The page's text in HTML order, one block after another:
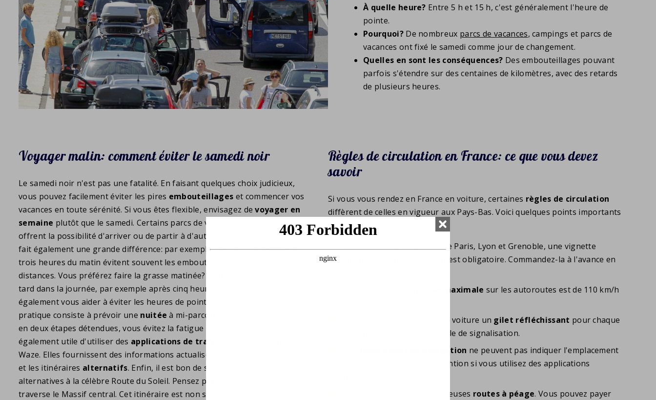
À quelle heure? Entre 5 h et 15 h, c'est généralement l'heure de
pointe.
Pourquoi?De nombreux parcs de vacances, campings et parcs de
vacances ont fixé le samedi comme jour de changement.
Quelles en sont les conséquences? Des embouteillages pouvant
parfois s'étendre sur des centaines de kilomètres, avec des retards
de plusieurs heures.
Voyager malin: comment éviter le samedi noir
Le samedi noir n'est pas une fatalité. En faisant quelques choix judicieux,
vous pouvez facilement éviter les pires embouteillages et commencer vos
vacances en toute sérénité. Si vous êtes flexible, envisagez devoyager en
semaine plutôt que le samedi. Certains parcs de vacances FranceComfort
offrent la possibilité d'arriver ou de partir à d'autres jours. L'heure de départ
fait également une grande différence: par exemple, ceux qui partent vers
trois heures du matin évitent souvent les embouteillages sur de longues
distances. Vous préférez faire la grasse matinée? Dans ce cas, partir plus
tard dans la journée, par exemple après cinq heures de l'après-midi, peut
également vous aider à éviter les heures de pointe. Une autre option
pratique consiste à prévoir une nuitée à mi-parcours. En divisant le voyage
en deux étapes détendues, vous évitez la fatigue et la frustration. Il est
également utile d'utiliser des applications de trafic
Waze. Elles fournissent des informations actualisées sur les embouteillages
et les itinéraires alternatifs. Enfin, il est bon de savoir qu'il existe de belles
alternatives à la célèbre Route du Soleil. Pensez par exemple à l'A75, qui
traverse le Massif central. Cet itinéraire est non seulement plus calme, mais il
Règles de circulation en France: ce que vous devez
savoir
Si vous vous rendez en France en voiture, certaines règles de circulation
diffèrent de celles en vigueur aux Pays-Bas. Voici quelques points importants
à prendre en compte:
Dans certaines villes, comme Paris, Lyon et Grenoble, une vignette
environnementale (Crit'Air) est obligatoire. Commandez-la à l'avance en
vitesse maximale sur les autoroutes est de 110 km/h
Vous devez avoir dans votre voiture un gilet réfléchissant pour chaque
passager, ainsi qu'un triangle de signalisation.
applications de navigation ne peuvent pas indiquer l'emplacement
exact des radars. Faites attention si vous utilisez des applications
La France compte de nombreuses routes à péage. Vous pouvez payer